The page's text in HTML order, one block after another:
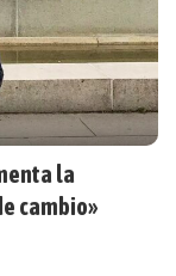
la
cambio»